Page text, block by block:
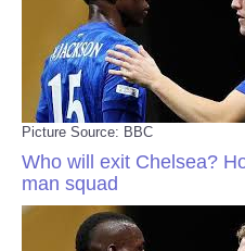
Picture Source: BBC
Who will exit Chelsea?
man squad